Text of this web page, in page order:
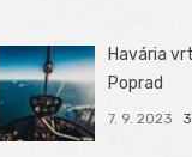
Havária
Poprad
7. 9. 2023